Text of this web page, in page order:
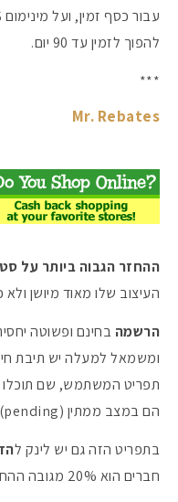
להפוך לזמין עד 90 יום.
***
Mr. Rebates
ההחזר הגבוה ביותר על
העיצוב שלו מאוד מיושן
הרשמה בחינם ופשוטה
ומשמאל למעלה יש תיבת
תפריט המשתמש, שם
הם במצב ממתין (pending) או זמין (available).
בתפריט הזה גם יש לינק ל
חברים הוא 20% מגובה ההחזר של החבר.